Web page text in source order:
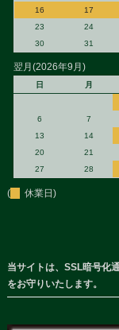
16
17
23
24
30
31
翌月(2026年9月)
日 月
6
7
13
14
20
21
27
28
( 休業日)
当サイトは、SSL暗号化
をお守りいたします。